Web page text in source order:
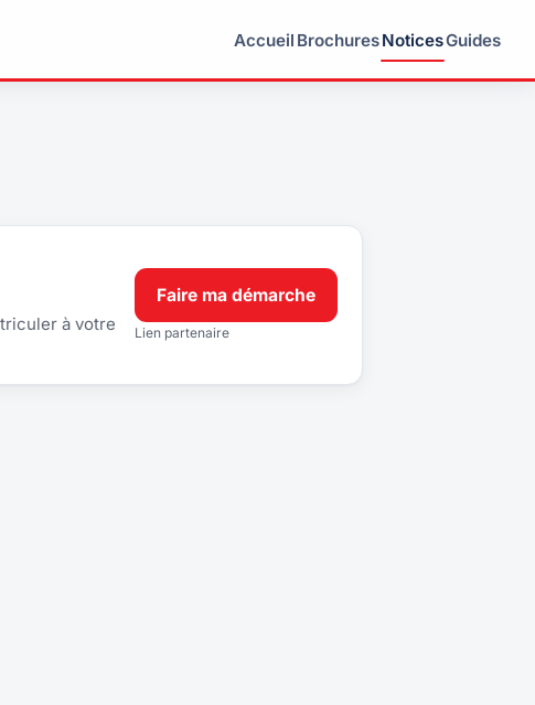
Accueil BrochuresNoticesGuides
à votre
Faire ma démarche
Lien partenaire